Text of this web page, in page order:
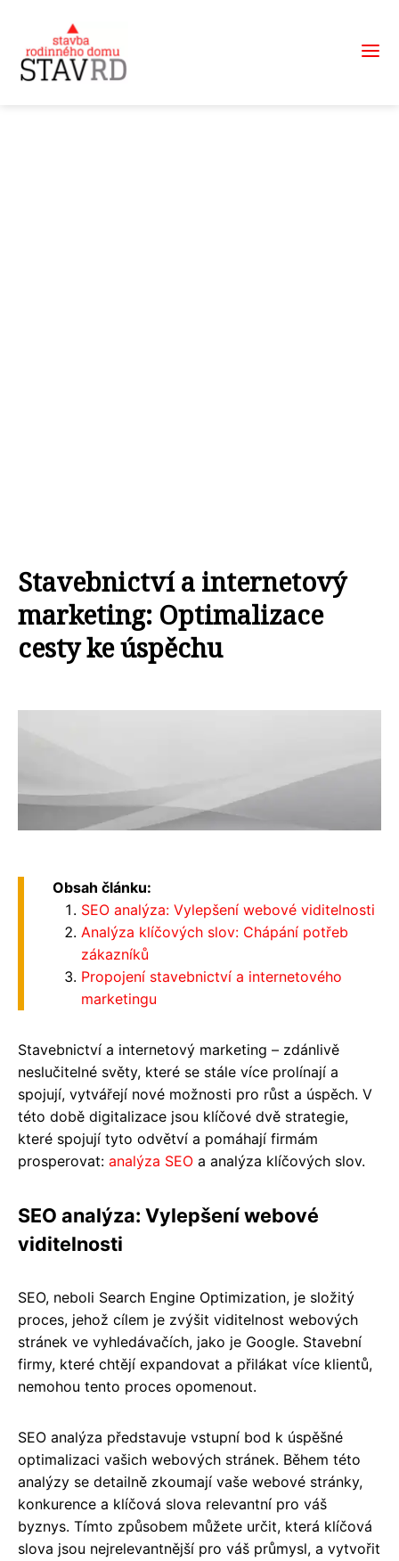
Stavebnictví a internetový
marketing: Optimalizace
cesty ke úspěchu
Obsah článku:
SEO analýza: Vylepšení webové viditelnosti
Analýza klíčových slov: Chápání potřeb
zákazníků
Propojení stavebnictví a internetového
marketingu
Stavebnictví a internetový marketing – zdánlivě
neslučitelné světy, které se stále více prolínají a
spojují, vytvářejí nové možnosti pro růst a úspěch. V
této době digitalizace jsou klíčové dvě strategie,
které spojují tyto odvětví a pomáhají firmám
prosperovat: analýza SEO a analýza klíčových slov.
SEO analýza: Vylepšení webové
viditelnosti
SEO, neboli Search Engine Optimization, je složitý
proces, jehož cílem je zvýšit viditelnost webových
stránek ve vyhledávačích, jako je Google. Stavební
firmy, které chtějí expandovat a přilákat více klientů,
nemohou tento proces opomenout.
SEO analýza představuje vstupní bod k úspěšné
optimalizaci vašich webových stránek. Během této
analýzy se detailně zkoumají vaše webové stránky,
konkurence a klíčová slova relevantní pro váš
byznys. Tímto způsobem můžete určit, která klíčová
slova jsou nejrelevantnější pro váš průmysl, a vytvořit